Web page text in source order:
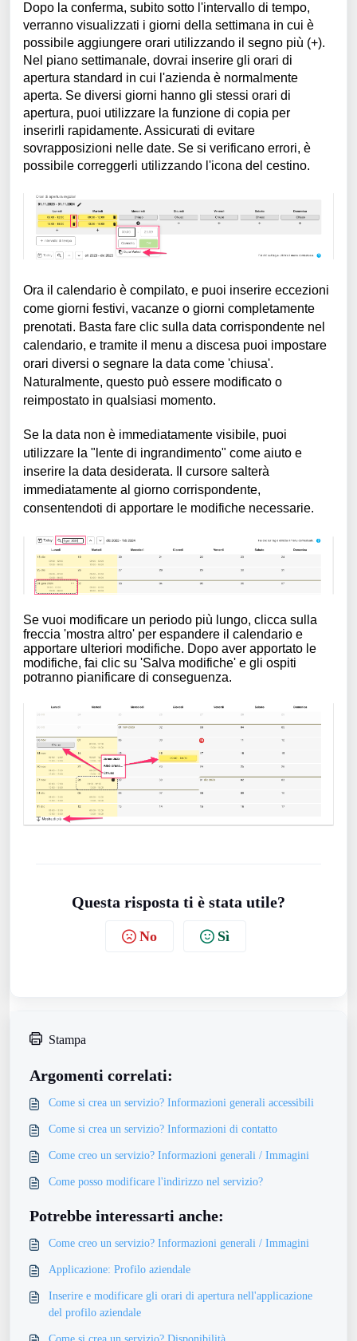
Dopo la conferma, subito sotto l'intervallo di tempo,
verranno visualizzati i giorni della settimana in cui è
possibile aggiungere orari utilizzando il segno più (+).
Nel piano settimanale, dovrai inserire gli orari di
apertura standard in cui l'azienda è normalmente
aperta. Se diversi giorni hanno gli stessi orari di
apertura, puoi utilizzare la funzione di copia per
inserirli rapidamente. Assicurati di evitare
sovrapposizioni nelle date. Se si verificano errori, è
possibile correggerli utilizzando l'icona del cestino.
Ora il calendario è compilato, e puoi inserire eccezioni
come giorni festivi, vacanze o giorni completamente
prenotati. Basta fare clic sulla data corrispondente nel
calendario, e tramite il menu a discesa puoi impostare
orari diversi o segnare la data come 'chiusa'.
Naturalmente, questo può essere modificato o
reimpostato in qualsiasi momento.
Se la data non è immediatamente visibile, puoi
utilizzare la "lente di ingrandimento" come aiuto e
inserire la data desiderata. Il cursore salterà
immediatamente al giorno corrispondente,
consentendoti di apportare le modifiche necessarie.
Se vuoi modificare un periodo più lungo, clicca sulla
freccia 'mostra altro' per espandere il calendario e
apportare ulteriori modifiche. Dopo aver apportato le
modifiche, fai clic su 'Salva modifiche' e gli ospiti
potranno pianificare di conseguenza.
Questa risposta ti è stata utile?
No Sì
Stampa
Argomenti correlati:
Come si crea un servizio? Informazioni generali accessibili
Come si crea un servizio? Informazioni di contatto
Come creo un servizio? Informazioni generali / Immagini
Come posso modificare l'indirizzo nel servizio?
Potrebbe interessarti anche:
Come creo un servizio? Informazioni generali / Immagini
Applicazione: Profilo aziendale
Inserire e modificare gli orari di apertura nell'applicazione
del profilo aziendale